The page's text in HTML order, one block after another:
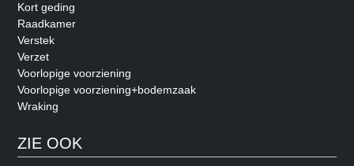
Kort geding
Raadkamer
Verstek
Verzet
Voorlopige voorziening
Voorlopige voorziening+bodemzaak
Wraking
ZIE OOK